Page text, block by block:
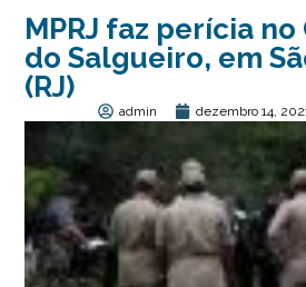
MPRJ faz perícia
do Salgueiro, em
(RJ)
admin dezembro 14,